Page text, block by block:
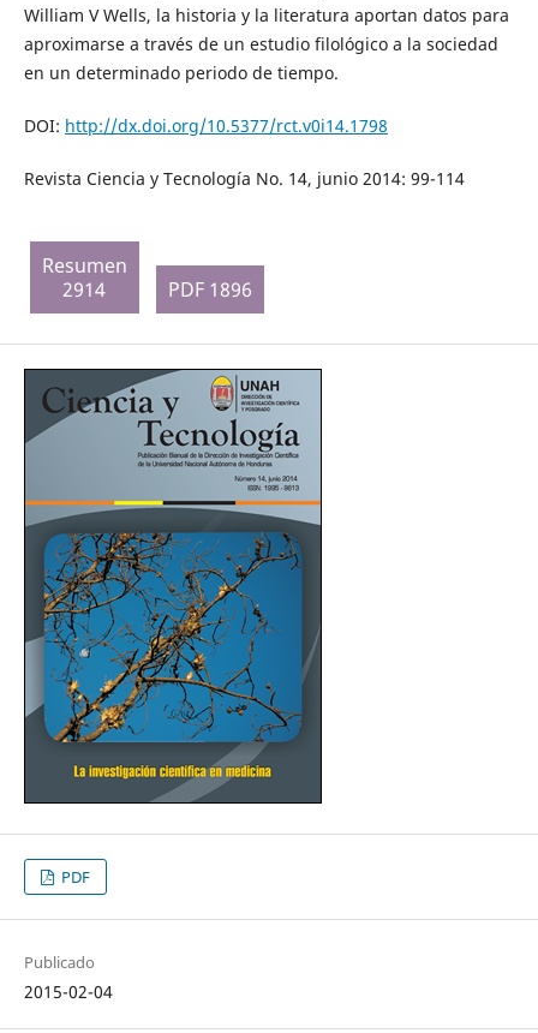
William V Wells, la historia y la literatura aportan datos para
aproximarse a través de un estudio filológico a la sociedad
en un determinado periodo de tiempo.
DOI: http://dx.doi.org/10.5377/rct.v0i14.1798
Revista Ciencia y Tecnología No. 14, junio 2014: 99-114
Resumen
2914
PDF 1896
PDF
Publicado
2015-02-04